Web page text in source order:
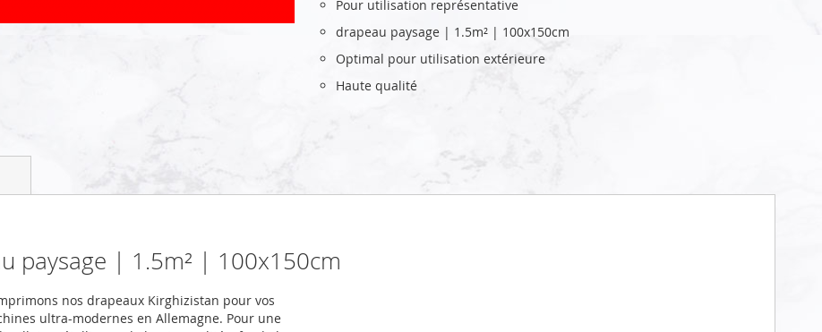
Pour utilisation représentative
drapeau paysage | 1.5m² | 100x150cm
Optimal pour utilisation extérieure
Haute qualité
paysage | 1.5m² | 100x150cm
nos drapeaux Kirghizistan pour vos
ultra-modernes en Allemagne. Pour une